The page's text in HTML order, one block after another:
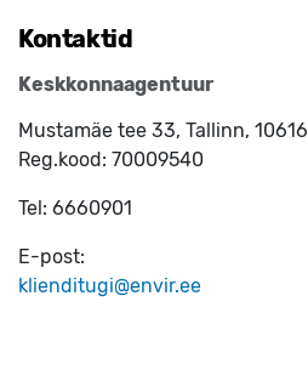
Kontaktid
Keskkonnaagentuur
Mustamäe tee 33, Tallinn, 10616
Reg.kood: 70009540
Tel: 6660901
E-post:
klienditugi@envir.ee